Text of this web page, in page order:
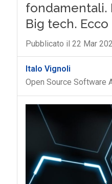
fondamentali.
Big tech.
Pubblicato il 22 Mar
Italo Vignoli
Open Source Software